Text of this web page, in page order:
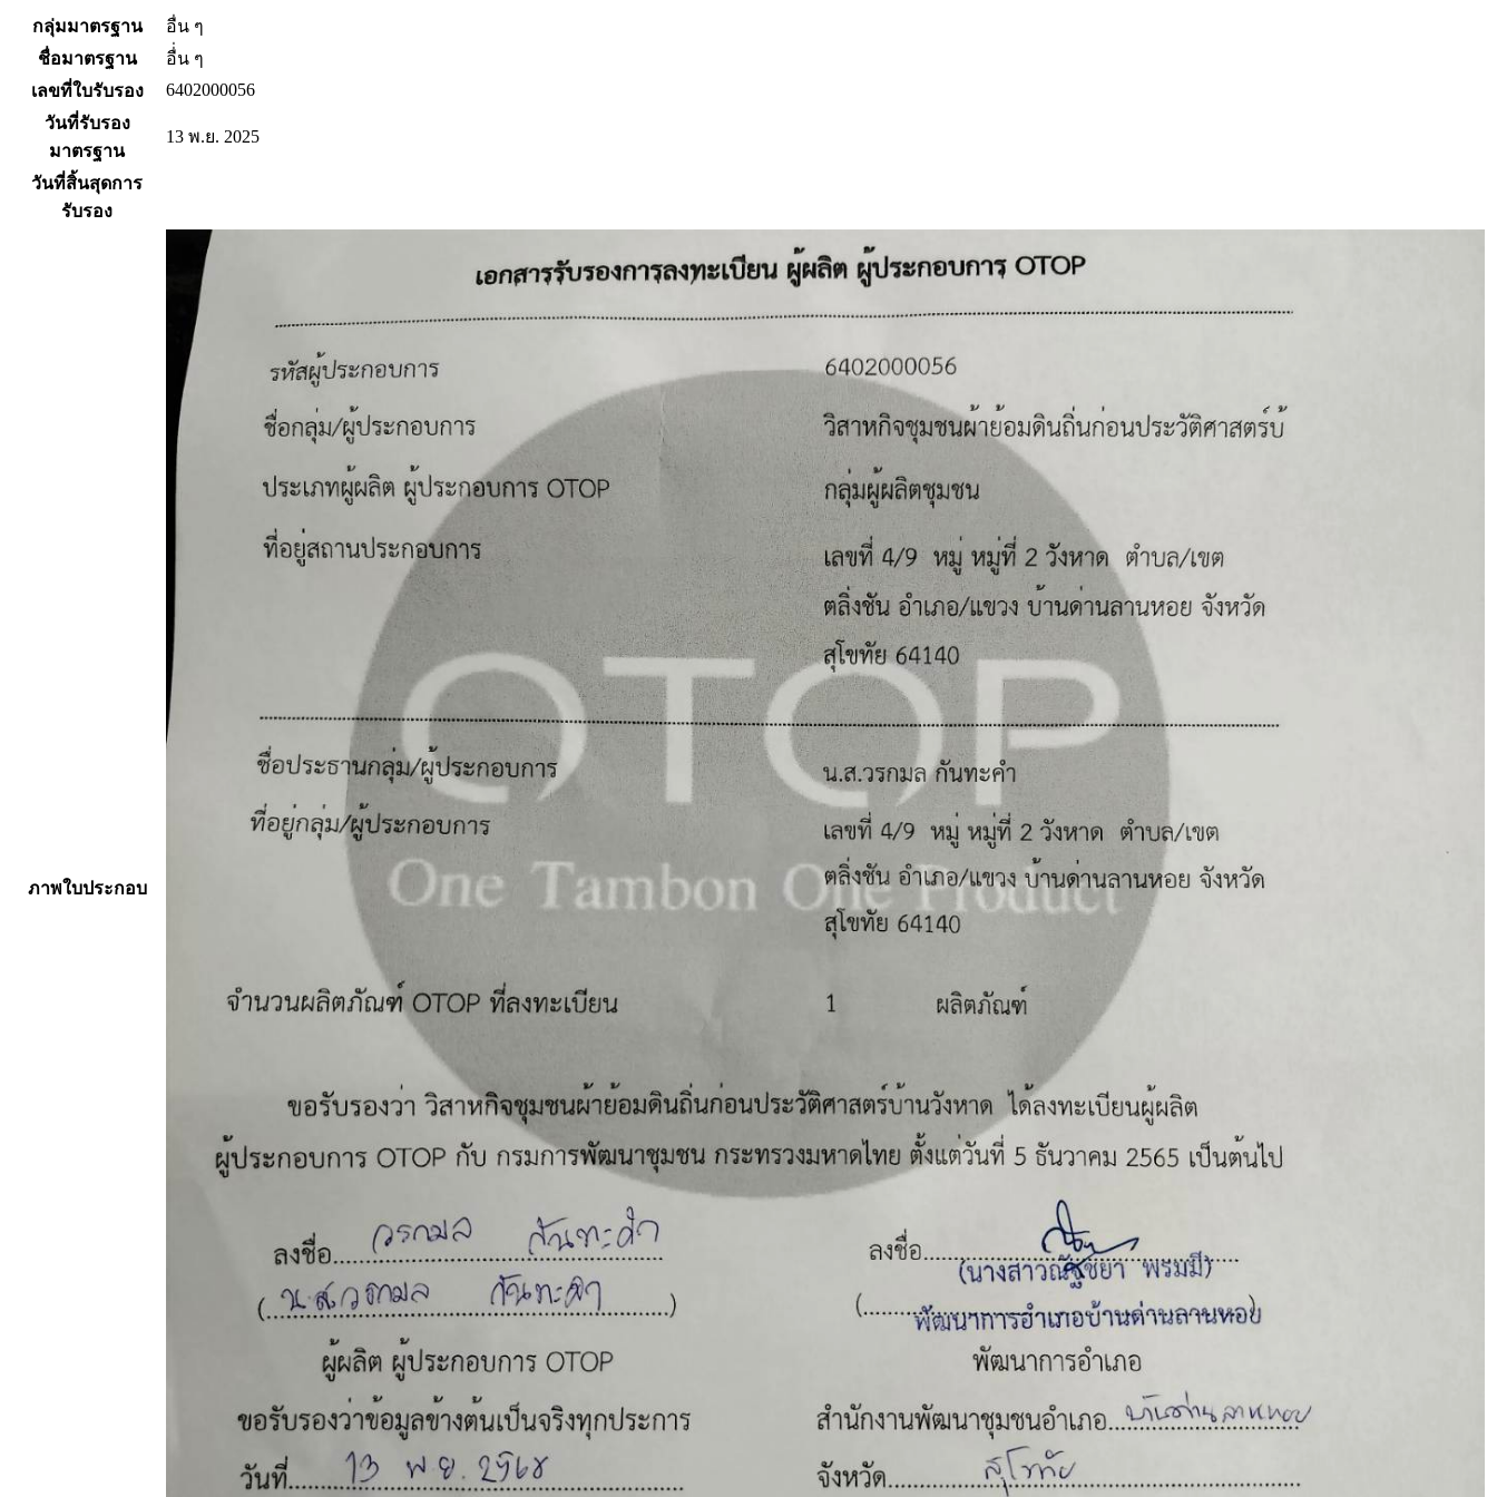
กลุ่มมาตรฐาน
อื่น ๆ
ชื่อมาตรฐาน
อื่่น ๆ
เลขที่ใบรับรอง
6402000056
วันที่รับรอง
มาตรฐาน
13 พ.ย. 2025
วันที่สิ้นสุดการ
รับรอง
ภาพใบประกอบ